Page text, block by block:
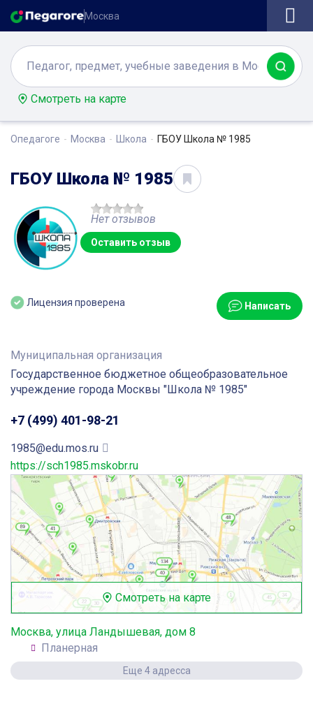
Москва
Смотреть на карте
Опедагоге Москва Школа ГБОУ Школа № 1985
ГБОУ Школа № 1985
Нет отзывов
Оставить отзыв
Лицензия проверена Написать
Муниципальная организация
Государственное бюджетное общеобразовательное
учреждение города Москвы "Школа № 1985"
+7 (499) 401-98-21
1985@edu.mos.ru
https://sch1985.mskobr.ru
Смотреть на карте
Москва, улица Ландышевая, дом 8
Планерная
Еще 4 адресса